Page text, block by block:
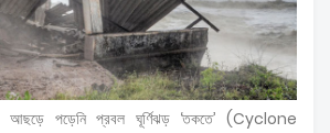
পড়েনি প্রবল ঘূর্ণিঝড় ‘তকতে’ (Cyclone